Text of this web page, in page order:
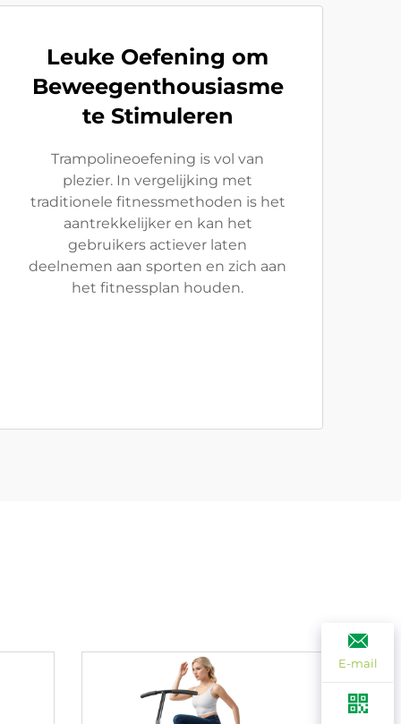
Leuke Oefening om
Beweegenthousiasme
te Stimuleren
Trampolineoefening is vol van
plezier. In vergelijking met
traditionele fitnessmethoden is het
aantrekkelijker en kan het
gebruikers actiever laten
deelnemen aan sporten en zich aan
het fitnessplan houden.
E-mail